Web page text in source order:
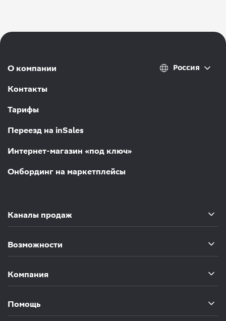
О компании
Контакты
Тарифы
Переезд на inSales
Интернет-магазин «под ключ»
Онбординг на маркетплейсы
Россия
Каналы продаж
Возможности
Компания
Помощь